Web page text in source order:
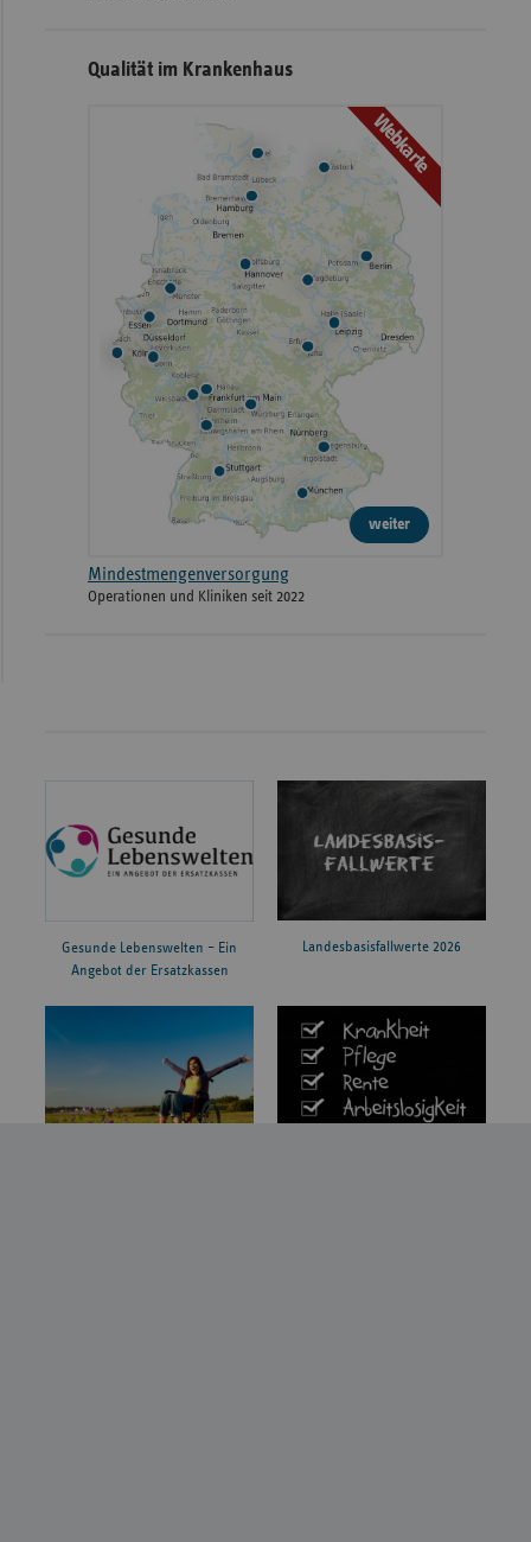
Qualität im Krankenhaus
Webkarte
weiter
Mindestmengenversorgung
Operationen und Kliniken seit 2022
Gesunde Lebenswelten – Ein
Angebot der Ersatzkassen
Landesbasisfallwerte 2026